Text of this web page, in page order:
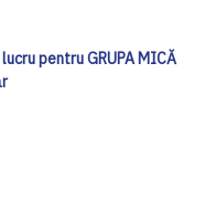
pentru GRUPA MICĂ